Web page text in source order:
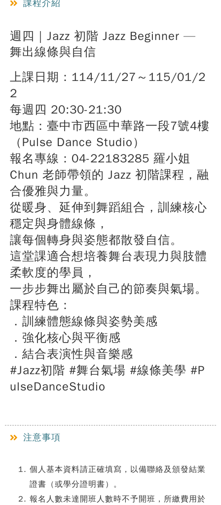
課程介紹
週四｜Jazz 初階 Jazz Beginner —
舞出線條與自信
上課日期：114/11/27～115/01/2
2
每週四 20:30-21:30
地點：臺中市西區中華路一段7號4樓
（Pulse Dance Studio）
報名專線：04-22183285 羅小姐
Chun 老師帶領的 Jazz 初階課程，融
合優雅與力量。
從暖身、延伸到舞蹈組合，訓練核心
穩定與身體線條，
讓每個轉身與姿態都散發自信。
這堂課適合想培養舞台表現力與肢體
柔軟度的學員，
一步步舞出屬於自己的節奏與氣場。
課程特色：
．訓練體態線條與姿勢美感
．強化核心與平衡感
．結合表演性與音樂感
#Jazz初階 #舞台氣場 #線條美學 #P
ulseDanceStudio
注意事項
個人基本資料請正確填寫，以備聯絡及頒發結業
證書（或學分證明書）。
報名人數未達開班人數時不予開班，所繳費用於